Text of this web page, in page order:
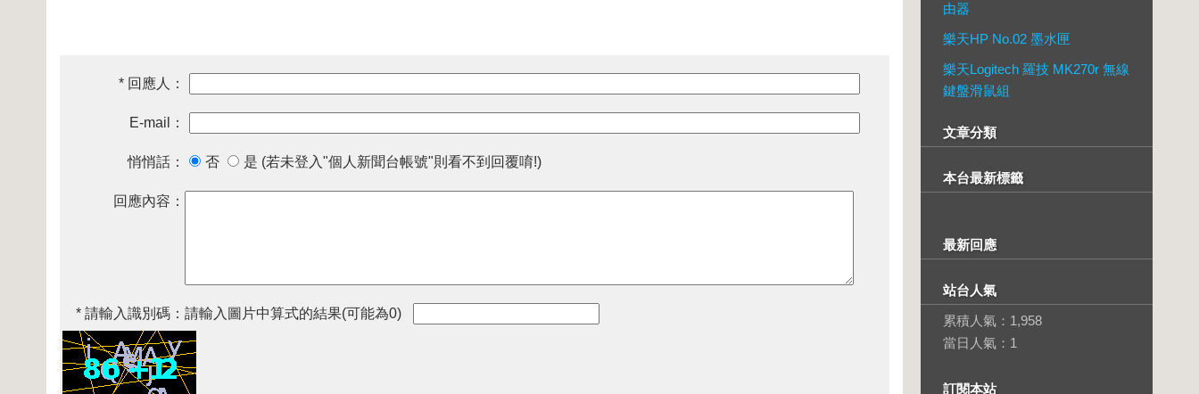
* 回應人：
E-mail：
悄悄話： 否 是 (若未登入"個人新聞台帳號"則看不到回覆唷!)
回應內容：
* 請輸入識別碼： 請輸入圖片中算式的結果(可能為0)
由器
樂天HP No.02 墨水匣
樂天Logitech 羅技 MK270r 無線
鍵盤滑鼠組
文章分類
本台最新標籤
最新回應
站台人氣
累積人氣： 1,958
當日人氣： 1
訂閱本站